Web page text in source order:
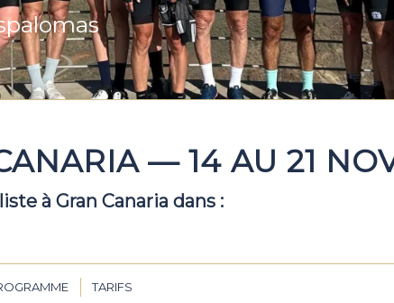
— 14 AU 21
à Gran Canaria dans :
TARIFS